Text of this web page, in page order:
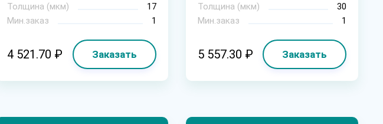
Толщина (мкм)
17
Мин.заказ
1
4 521.70 ₽ Заказать
Толщина (мкм)
30
Мин.заказ
1
5 557.30 ₽ Заказать